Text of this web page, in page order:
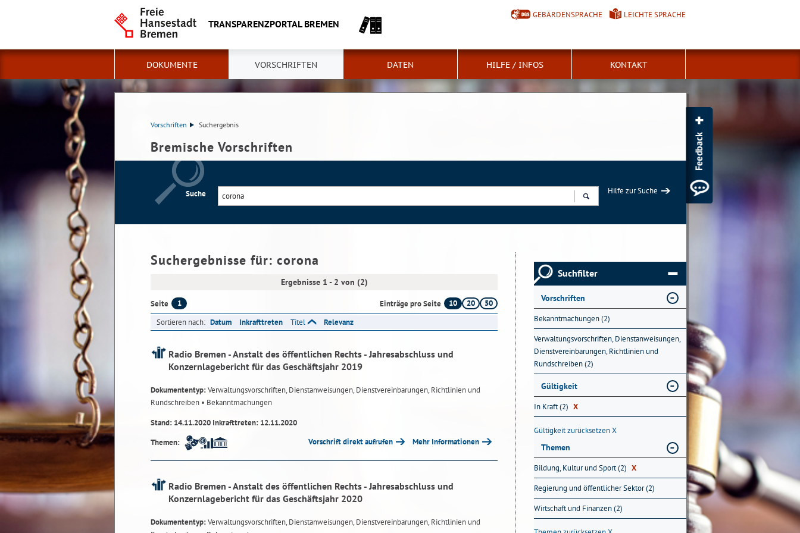
TRANSPARENZPORTAL BREMEN
GEBÄRDENSPRACHE LEICHTE SPRACHE
DOKUMENTE VORSCHRIFTEN DATEN HILFE / INFOS KONTAKT
Vorschriften Suchergebnis
Bremische Vorschriften
Suche
Hilfe zur Suche
Suchergebnisse für: corona
Ergebnisse 1 - 2 von (2)
Seite 1 Einträge pro Seite 10 20
50
Sortieren nach: Datum Inkrafttreten Titel Relevanz
Radio Bremen - Anstalt des öffentlichen Rechts - Jahresabschluss und
Konzernlagebericht für das Geschäftsjahr 2019
Dokumententyp:Verwaltungsvorschriften, Dienstanweisungen, Dienstvereinbarungen, Richtlinien und
Rundschreiben • Bekanntmachungen
Stand: 14.11.2020 Inkrafttreten: 12.11.2020
Themen:
Vorschrift direkt aufrufen Mehr Informationen
Radio Bremen - Anstalt des öffentlichen Rechts - Jahresabschluss und
Konzernlagebericht für das Geschäftsjahr 2020
Dokumententyp:Verwaltungsvorschriften, Dienstanweisungen, Dienstvereinbarungen, Richtlinien und
Suchfilter
Vorschriften
Bekanntmachungen (2)
Verwaltungsvorschriften, Dienstanweisungen,
Dienstvereinbarungen, Richtlinien und
Rundschreiben (2)
Gültigkeit
In Kraft (2) X
Gültigkeit zurücksetzenX
Themen
Bildung, Kultur und Sport (2) X
Regierung und öffentlicher Sektor (2)
Wirtschaft und Finanzen (2)